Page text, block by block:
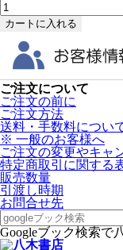
ご注文について
ご注文の前に
ご注文方法
送料・手数料につい
※ 一般のお客様へ
ご注文の変更やキャ
特定商取引に関する
販売数量
引渡し時期
お問合せ先
Googleブック検索で